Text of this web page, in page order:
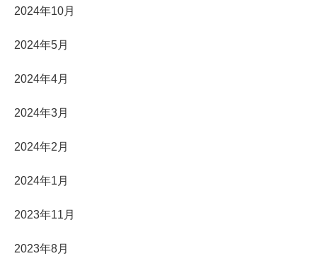
2024年10月
2024年5月
2024年4月
2024年3月
2024年2月
2024年1月
2023年11月
2023年8月